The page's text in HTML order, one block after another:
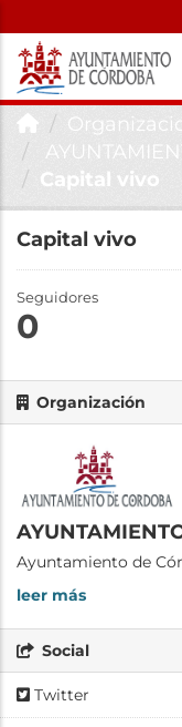
Capital vivo
Capital vivo
Seguidores
0
Organización
Ayuntamiento de
leer más
Social
Twitter